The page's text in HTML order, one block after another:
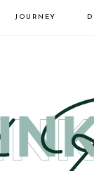
JOURNEY